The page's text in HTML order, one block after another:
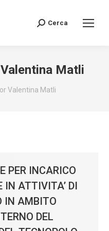
Search:
Cerca
Valentina Matli
Valentina Matli
PER INCARICO
IN ATTIVITA’ DI
IN AMBITO
DEL